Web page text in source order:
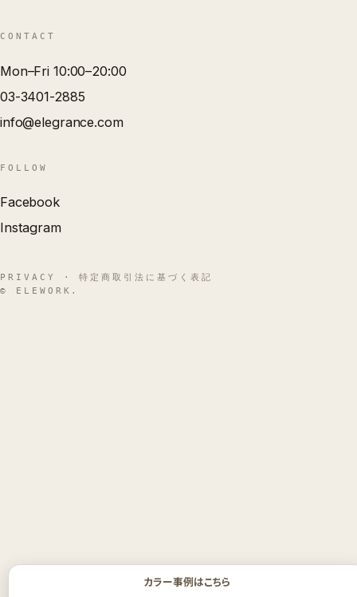
CONTACT
Mon–Fri 10:00–20:00
03-3401-2885
info@elegrance.com
FOLLOW
Facebook
Instagram
PRIVACY ·特定商取引法に基づく表記
© ELEWORK.
カラー事例はこちら